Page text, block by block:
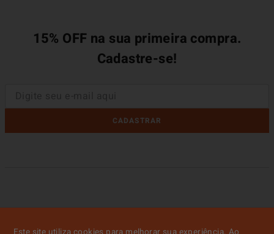
15% OFF na sua primeira compra.
Cadastre-se!
CADASTRAR